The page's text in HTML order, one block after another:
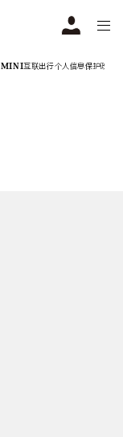
MINI互联出行个人信息保护政策